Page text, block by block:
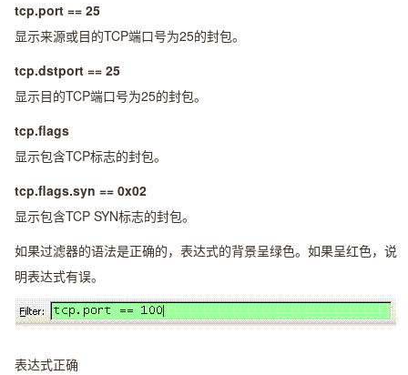
tcp.port == 25
显示来源或目的TCP端口号为25的封包。
tcp.dstport == 25
显示目的TCP端口号为25的封包。
tcp.flags
显示包含TCP标志的封包。
tcp.flags.syn == 0x02
显示包含TCP SYN标志的封包。
如果过滤器的语法是正确的，表达式的背景呈绿色。如果呈红色，说
明表达式有误。
表达式正确